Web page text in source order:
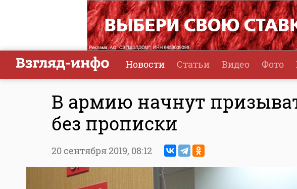
Новости Статьи Видео Фото
В армию начнут
без прописки
20 сентября 2019, 08:12